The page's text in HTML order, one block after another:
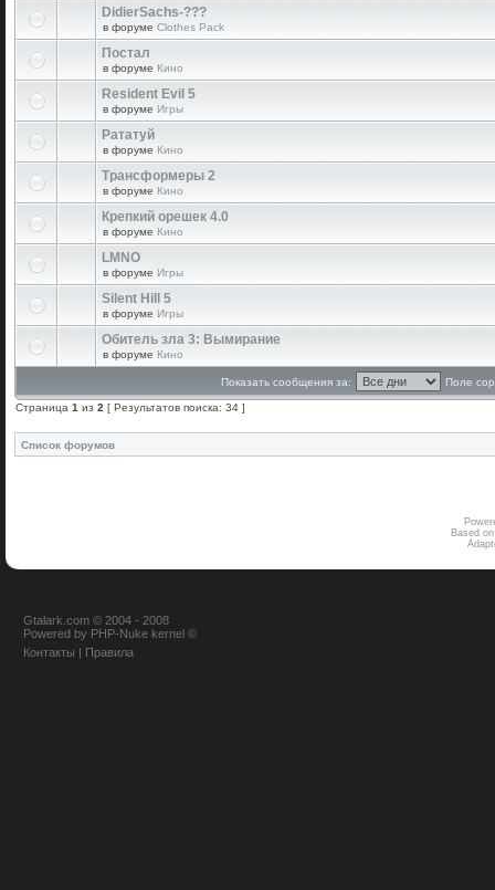
DidierSachs-???
в форуме Clothes Pack
Постал
в форуме Кино
Resident Evil 5
в форуме Игры
Рататуй
в форуме Кино
Трансформеры 2
в форуме Кино
Крепкий орешек 4.0
в форуме Кино
LMNO
в форуме Игры
Silent Hill 5
в форуме Игры
Обитель зла 3: Вымирание
в форуме Кино
Показать сообщения за: Поле
Страница 1 из 2 [ Результатов поиска: 34 ]
Список форумов
Based
Gtalark.com © 2004 - 2008
Powered by PHP-Nuke kernel ©
Контакты | Правила